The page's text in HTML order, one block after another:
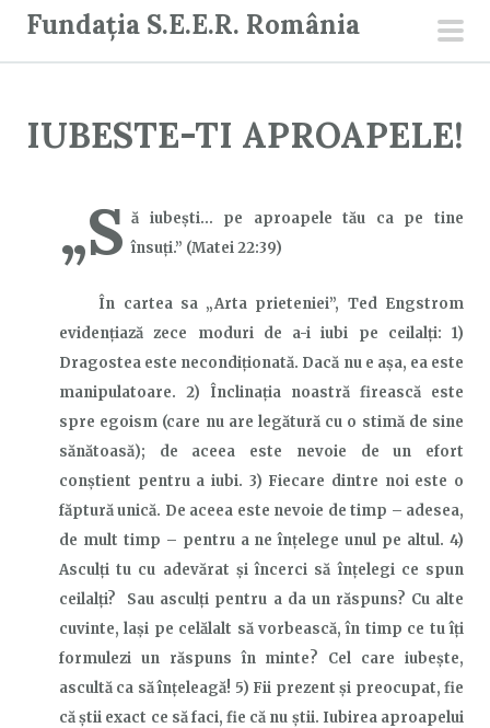
Fundația S.E.E.R. România
IUBESTE-TI APROAPELE!
„S ă iubeşti… pe aproapele tău ca pe tine
însuţi.” (Matei 22:39)
În cartea sa „Arta prieteniei”, Ted Engstrom
evidențiază zece moduri de a-i iubi pe ceilalți: 1)
Dragostea este necondiționată. Dacă nu e așa, ea este
manipulatoare. 2) Înclinația noastră firească este
spre egoism (care nu are legătură cu o stimă de sine
sănătoasă); de aceea este nevoie de un efort
conștient pentru a iubi. 3) Fiecare dintre noi este o
făptură unică. De aceea este nevoie de timp – adesea,
de mult timp – pentru a ne înțelege unul pe altul. 4)
Asculți tu cu adevărat și încerci să înțelegi ce spun
ceilalți? Sau asculți pentru a da un răspuns? Cu alte
cuvinte, lași pe celălalt să vorbească, în timp ce tu îți
formulezi un răspuns în minte? Cel care iubește,
ascultă ca să înțeleagă! 5) Fii prezent și preocupat, fie
că știi exact ce să faci, fie că nu știi. Iubirea aproapelui